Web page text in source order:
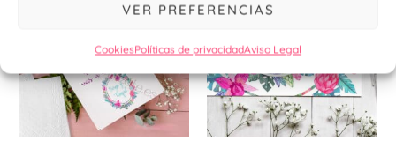
VER PREFERENCIAS
CookiesPolíticas de privacidadAviso Legal
se